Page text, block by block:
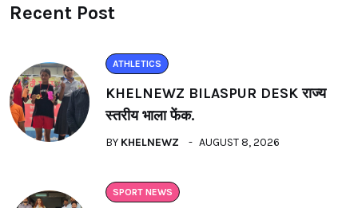
Recent Post
ATHLETICS
KHELNEWZ BILASPUR DESK राज्य
स्तरीय भाला फेंक.
BY KHELNEWZ AUGUST 8, 2026
SPORT NEWS